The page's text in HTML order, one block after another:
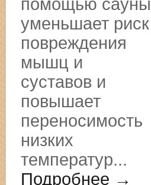
помощью сауны
уменьшает риск
повреждения
мышц и
суставов и
повышает
переносимость
низких
температур...
Подробнее →